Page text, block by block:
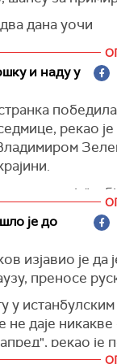
То је
и Алијев су
нису у
свим грађанима
дана уочи
и наду у
рекао је
ситуацију",
године,
набавке
неће из
је до
изјавио је да
преносе
у истанбулским
даје
рекао је